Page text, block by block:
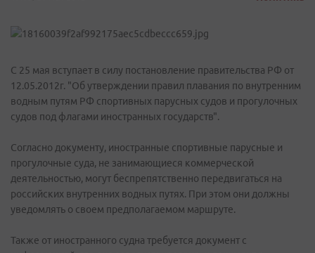
С 25 мая вступает в силу постановление правительства РФ от
12.05.2012г. "Об утверждении правил плавания по внутренним
водным путям РФ спортивных парусных судов и прогулочных
судов под флагами иностранных государств".
Согласно документу, иностранные спортивные парусные и
прогулочные суда, не занимающиеся коммерческой
деятельностью, могут беспрепятственно передвигаться на
российских внутренних водных путях. При этом они должны
уведомлять о своем предполагаемом маршруте.
Также от иностранного судна требуется документ с